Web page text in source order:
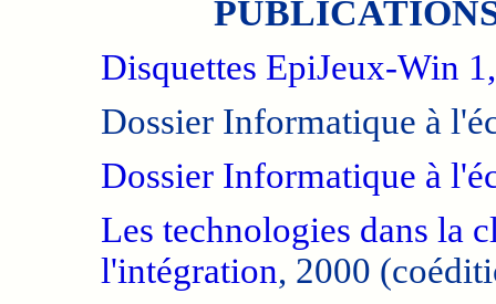
Disquettes EpiJeux-Win
Dossier Informatique à
Dossier Informatique à
Les technologies dans la
l'intégration, 2000